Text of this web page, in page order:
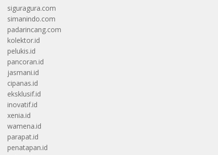
siguragura.com
simanindo.com
padarincang.com
kolektor.id
pelukis.id
pancoran.id
jasmani.id
cipanas.id
eksklusif.id
inovatif.id
xenia.id
wamena.id
parapat.id
penatapan.id